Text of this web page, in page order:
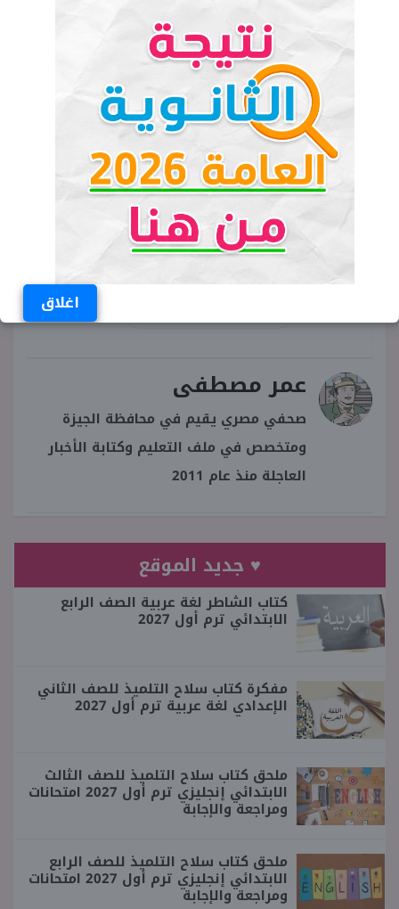
اغلاق
والصورة مدته 30 ثانية موثق على فلاشة يتضمن
الاسم والسن والوظيفة الحالية والمؤهل الدراسي.
الكلمات المفتاحية
وظائف المصريين في السعودية
وظيفة شيف في السعودية
شغل في السعودية
عمر مصطفى
صحفي مصري يقيم في محافظة الجيزة
ومتخصص في ملف التعليم وكتابة الأخبار
العاجلة منذ عام 2011
♥ جديد الموقع
كتاب الشاطر لغة عربية الصف الرابع
الابتدائي ترم أول 2027
مفكرة كتاب سلاح التلميذ للصف الثاني
الإعدادي لغة عربية ترم أول 2027
ملحق كتاب سلاح التلميذ للصف الثالث
الابتدائي إنجليزي ترم أول 2027 امتحانات
ومراجعة والإجابة
ملحق كتاب سلاح التلميذ للصف الرابع
الابتدائي إنجليزي ترم أول 2027 امتحانات
ومراجعة والإجابة